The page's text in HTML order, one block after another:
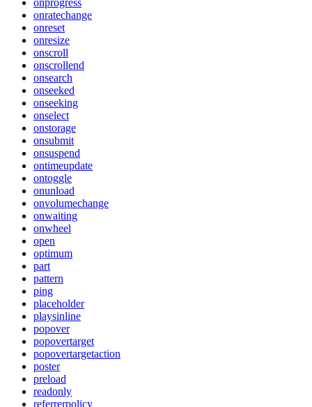
onratechange
onreset
onresize
onscroll
onscrollend
onsearch
onseeked
onseeking
onselect
onstorage
onsubmit
onsuspend
ontimeupdate
ontoggle
onunload
onvolumechange
onwaiting
onwheel
open
optimum
part
pattern
ping
placeholder
playsinline
popover
popovertarget
popovertargetaction
poster
preload
readonly
referrerpolicy